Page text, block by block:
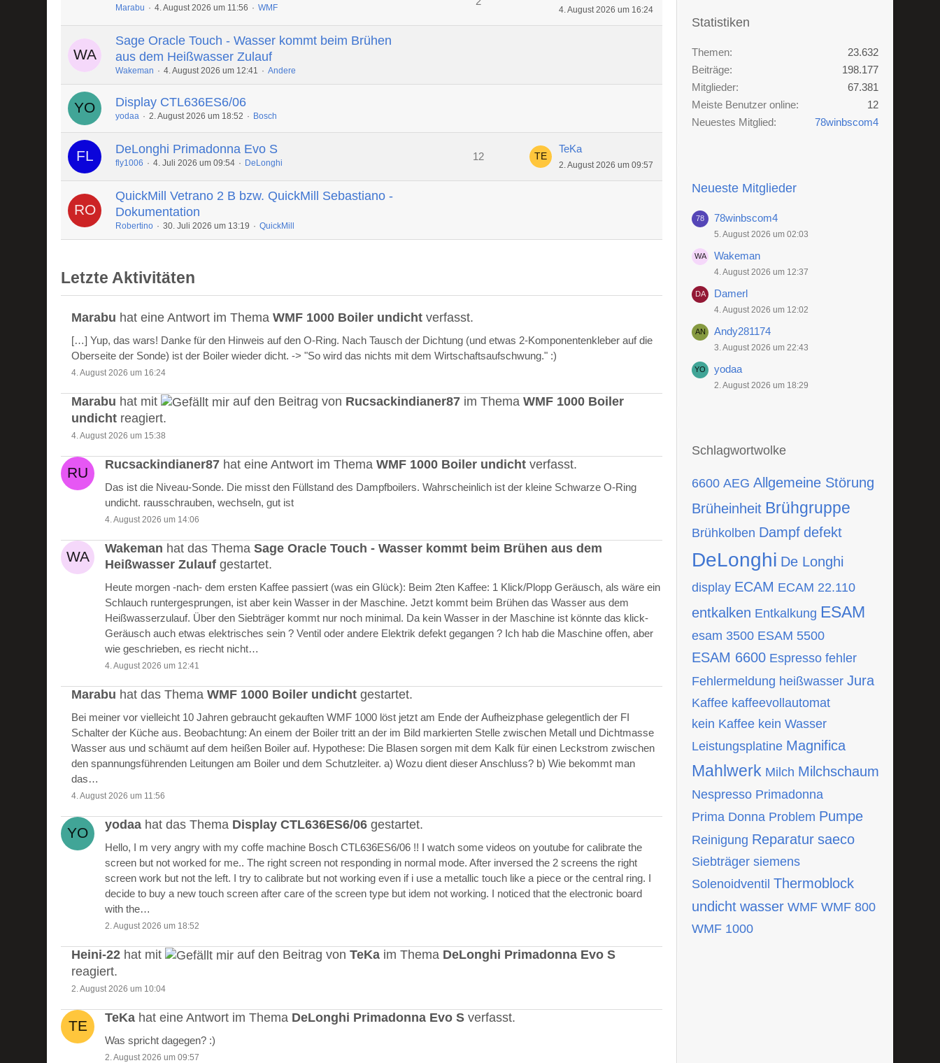
Marabu 4. August 2026 um 11:56 WMF 4. August 2026 um 16:24
Sage Oracle Touch - Wasser kommt beim Brühen
aus dem Heißwasser Zulauf
Wakeman 4. August 2026 um 12:41 Andere
Display CTL636ES6/06
yodaa 2. August 2026 um 18:52 Bosch
DeLonghi Primadonna Evo S
fly1006 4. Juli 2026 um 09:54 DeLonghi
12
TeKa
2. August 2026 um 09:57
QuickMill Vetrano 2 B bzw. QuickMill Sebastiano -
Dokumentation
Robertino 30. Juli 2026 um 13:19 QuickMill
Letzte Aktivitäten
Marabu hat eine Antwort im ThemaWMF 1000 Boiler undicht verfasst.
[…] Yup, das wars! Danke für den Hinweis auf den O-Ring. Nach Tausch der Dichtung (und etwas 2-Komponentenkleber auf die
Oberseite der Sonde) ist der Boiler wieder dicht. -> "So wird das nichts mit dem Wirtschaftsaufschwung." :)
4. August 2026 um 16:24
Marabu hat mit auf den Beitrag von Rucsackindianer87 im ThemaWMF 1000 Boiler
undicht reagiert.
4. August 2026 um 15:38
Rucsackindianer87 hat eine Antwort im ThemaWMF 1000 Boiler undicht verfasst.
Das ist die Niveau-Sonde. Die misst den Füllstand des Dampfboilers. Wahrscheinlich ist der kleine Schwarze O-Ring
undicht. rausschrauben, wechseln, gut ist
4. August 2026 um 14:06
Wakeman hat das ThemaSage Oracle Touch - Wasser kommt beim Brühen aus dem
Heißwasser Zulauf gestartet.
Heute morgen -nach- dem ersten Kaffee passiert (was ein Glück): Beim 2ten Kaffee: 1 Klick/Plopp Geräusch, als wäre ein
Schlauch runtergesprungen, ist aber kein Wasser in der Maschine. Jetzt kommt beim Brühen das Wasser aus dem
Heißwasserzulauf. Über den Siebträger kommt nur noch minimal. Da kein Wasser in der Maschine ist könnte das klick-
Geräusch auch etwas elektrisches sein ? Ventil oder andere Elektrik defekt gegangen ? Ich hab die Maschine offen, aber
wie geschrieben, es riecht nicht…
4. August 2026 um 12:41
Marabu hat das ThemaWMF 1000 Boiler undicht gestartet.
Bei meiner vor vielleicht 10 Jahren gebraucht gekauften WMF 1000 löst jetzt am Ende der Aufheizphase gelegentlich der FI
Schalter der Küche aus. Beobachtung: An einem der Boiler tritt an der im Bild markierten Stelle zwischen Metall und Dichtmasse
Wasser aus und schäumt auf dem heißen Boiler auf. Hypothese: Die Blasen sorgen mit dem Kalk für einen Leckstrom zwischen
den spannungsführenden Leitungen am Boiler und dem Schutzleiter. a) Wozu dient dieser Anschluss? b) Wie bekommt man
das…
4. August 2026 um 11:56
yodaa hat das Thema Display CTL636ES6/06 gestartet.
Hello, I m very angry with my coffe machine Bosch CTL636ES6/06 !! I watch some videos on youtube for calibrate the
screen but not worked for me.. The right screen not responding in normal mode. After inversed the 2 screens the right
screen work but not the left. I try to calibrate but not working even if i use a metallic touch like a piece or the central ring. I
decide to buy a new touch screen after care of the screen type but idem not working. I noticed that the electronic board
with the…
2. August 2026 um 18:52
Heini-22 hat mit auf den Beitrag vonTeKa im Thema DeLonghi Primadonna Evo S
reagiert.
2. August 2026 um 10:04
TeKa hat eine Antwort im Thema DeLonghi Primadonna Evo S verfasst.
Was spricht dagegen? :)
2. August 2026 um 09:57
Statistiken
Themen
23.632
Beiträge
198.177
Mitglieder
67.381
Meiste Benutzer online
12
Neuestes Mitglied
78winbscom4
Neueste Mitglieder
78winbscom4
5. August 2026 um 02:03
Wakeman
4. August 2026 um 12:37
Damerl
4. August 2026 um 12:02
Andy281174
3. August 2026 um 22:43
yodaa
2. August 2026 um 18:29
Schlagwortwolke
6600 AEG Allgemeine Störung
Brüheinheit Brühgruppe
Brühkolben Dampf defekt
DeLonghi De Longhi
display ECAM ECAM 22.110
entkalken Entkalkung ESAM
esam 3500 ESAM 5500
ESAM 6600 Espresso fehler
Fehlermeldung heißwasser Jura
Kaffee kaffeevollautomat
kein Kaffee kein Wasser
Leistungsplatine Magnifica
Mahlwerk Milch Milchschaum
Nespresso Primadonna
Prima Donna Problem Pumpe
Reinigung Reparatur saeco
Siebträger siemens
Solenoidventil Thermoblock
undicht wasser WMF WMF 800
WMF 1000